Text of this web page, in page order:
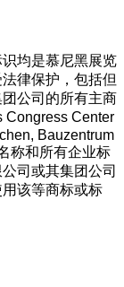
均是慕尼黑展览
律保护，包括但
公司的所有主商
Congress Center
Bauzentrum
称和所有企业标
司或其集团公司
该等商标或标